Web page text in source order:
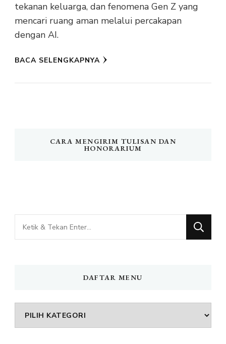
tekanan keluarga, dan fenomena Gen Z yang
mencari ruang aman melalui percakapan
dengan AI.
BACA SELENGKAPNYA
CARA MENGIRIM TULISAN DAN
HONORARIUM
Mencari
Sesuatu?
DAFTAR MENU
DAFTAR
MENU